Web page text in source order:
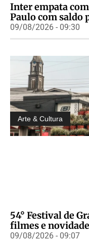
Inter empata
Paulo com saldo
09/08/2026 - 09:30
Arte & Cultura
54° Festival de
filmes e
09/08/2026 - 09:07